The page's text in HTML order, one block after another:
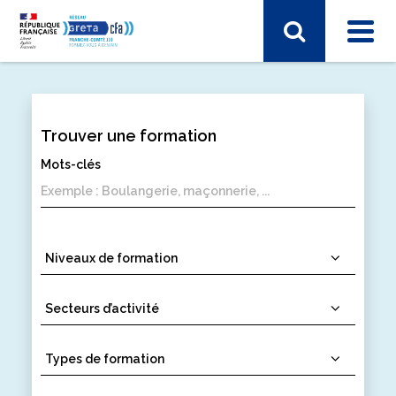
Electronique, informatique, télécomunication
Santé, social, sécurité
Sport, hôtellerie, restauration, tourisme
Transport – Logistique
Trouver une formation
Mots-clés